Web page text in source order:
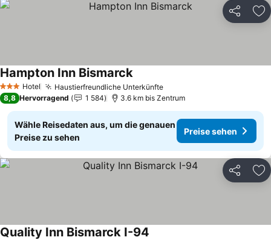
Teilen
3 SterneHotel Haustierfreundliche UnterkünftePreise sehen
Hampton Inn BismarckPreise sehen
8,8 Hervorragend 1 584 3.6 km bis Zentrum
Wähle Reisedaten aus, um die genauen
Preise zu sehen
Preise sehen
Teilen
Quality Inn Bismarck I-94